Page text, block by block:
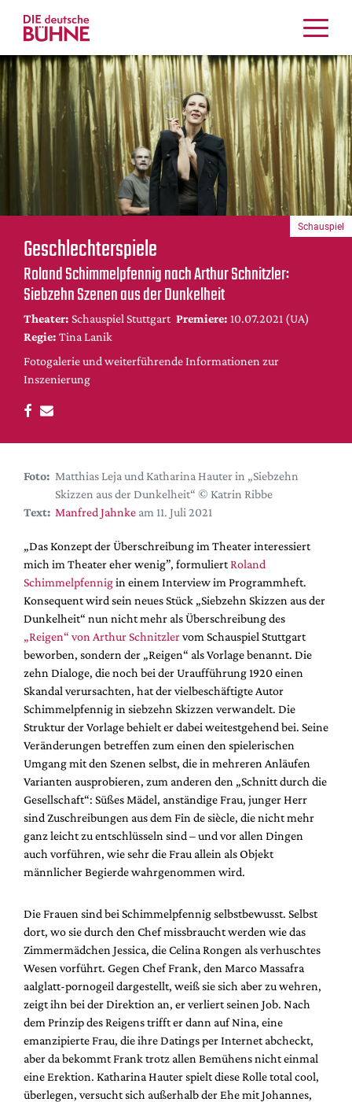
Kritiken
Schauspiel
Musiktheater
Crossover
Bühnenwelt
Festivals & Veranstaltungen
Menschen & Theater
Themen
Internationales
Nachrufe
Medientipps
DdB-map
Kalender
Premierensuche
Festival-Planer
Hefte
Alle Hefte
Leseproben
Podcast
Service
Shop / Abo
Newsletter
Redaktion
Autor:innen
Partner
Mediadaten
Suche
Geschlechterspiele
Roland Schimmelpfennig nach Arthur Schnitzler:
Siebzehn Szenen aus der Dunkelheit
Theater: Schauspiel Stuttgart Premiere: 10.07.2021 (UA)
Regie: Tina Lanik
Fotogalerie und weiterführende Informationen zur
Inszenierung
Schauspiel
Foto: Matthias Leja und Katharina Hauter in „Siebzehn
Skizzen aus der Dunkelheit“ © Katrin Ribbe
Text: Manfred Jahnke am 11. Juli 2021
„Das Konzept der Überschreibung im Theater interessiert
mich im Theater eher wenig”, formuliertRoland
Schimmelpfennigin einem Interview im Programmheft.
Konsequent wird sein neues Stück „Siebzehn Skizzen aus der
Dunkelheit“ nun nicht mehr als Überschreibung des
„Reigen“ von Arthur Schnitzlervom Schauspiel Stuttgart
beworben, sondern der „Reigen“ als Vorlage benannt. Die
zehn Dialoge, die noch bei der Uraufführung 1920 einen
Skandal verursachten, hat der vielbeschäftigte Autor
Schimmelpfennig in siebzehn Skizzen verwandelt. Die
Struktur der Vorlage behielt er dabei weitestgehend bei. Seine
Veränderungen betreffen zum einen den spielerischen
Umgang mit den Szenen selbst, die in mehreren Anläufen
Varianten ausprobieren, zum anderen den „Schnitt durch die
Gesellschaft“: Süßes Mädel, anständige Frau, junger Herr
sind Zuschreibungen aus dem Fin de siècle, die nicht mehr
ganz leicht zu entschlüsseln sind – und vor allen Dingen
auch vorführen, wie sehr die Frau allein als Objekt
männlicher Begierde wahrgenommen wird.
Die Frauen sind bei Schimmelpfennig selbstbewusst. Selbst
dort, wo sie durch den Chef missbraucht werden wie das
Zimmermädchen Jessica, die Celina Rongen als verhuschtes
Wesen vorführt. Gegen Chef Frank, den Marco Massafra
aalglatt-pornogeil dargestellt, weiß sie sich aber zu wehren,
zeigt ihn bei der Direktion an, er verliert seinen Job. Nach
dem Prinzip des Reigens trifft er dann auf Nina, eine
emanzipierte Frau, die ihre Datings per Internet abcheckt,
aber da bekommt Frank trotz allen Bemühens nicht einmal
eine Erektion. Katharina Hauter spielt diese Rolle total cool,
überlegen, versucht sich außerhalb der Ehe mit Johannes,